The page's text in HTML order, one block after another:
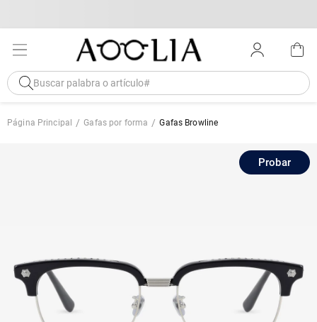
Página Principal Gafas por forma Gafas Browline
Probar